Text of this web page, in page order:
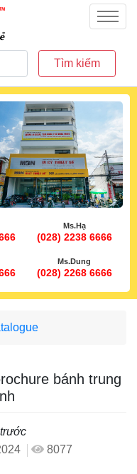
Menu
Tìm kiếm
Ms.Hạ
(028) 2238 6666
Ms.Dung
(028) 2268 6666
bánh trung
8077